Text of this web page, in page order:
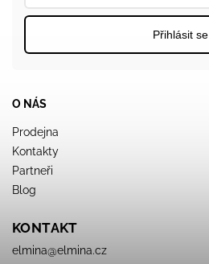
O NÁS
Prodejna
Kontakty
Partneři
Blog
KONTAKT
elmina@elmina.cz
Přihlásit se